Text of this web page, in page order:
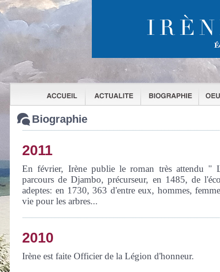
Biographie
2011
En février, Irène publie le roman très attendu
parcours de Djambo, précurseur, en 1485, de
adeptes: en 1730, 363 d'entre eux, hommes,
vie pour les arbres...
2010
Irène est faite Officier de la Légion d'honneur.